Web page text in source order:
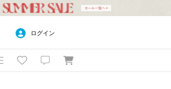
ログイン